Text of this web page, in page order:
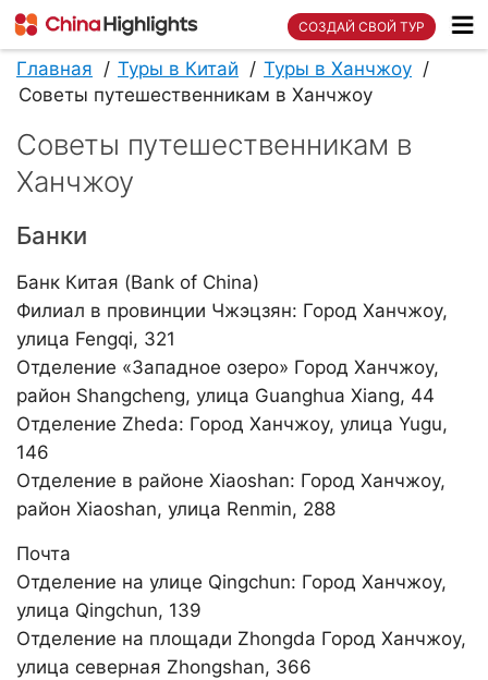
СОЗДАЙ СВОЙ ТУР
Главная Туры в Китай
Туры в Ханчжоу
Советы путешественникам в Ханчжоу
Советы путешественникам в
Ханчжоу
Банки
Банк Китая (Bank of China)
Филиал в провинции Чжэцзян: Город Ханчжоу,
улица Fengqi, 321
Отделение «Западное озеро» Город Ханчжоу,
район Shangcheng, улица Guanghua Xiang, 44
Отделение Zheda: Город Ханчжоу, улица Yugu,
146
Отделение в районе Xiaoshan: Город Ханчжоу,
район Xiaoshan, улица Renmin, 288
Почта
Отделение на улице Qingchun: Город Ханчжоу,
улица Qingchun, 139
Отделение на площади Zhongda Город Ханчжоу,
улица северная Zhongshan, 366